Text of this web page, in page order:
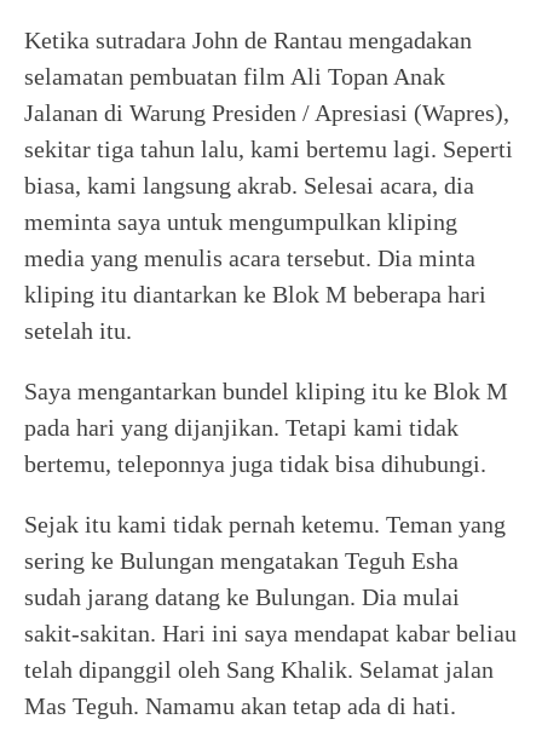
Ketika sutradara John de Rantau mengadakan
selamatan pembuatan film Ali Topan Anak
Jalanan di Warung Presiden / Apresiasi (Wapres),
sekitar tiga tahun lalu, kami bertemu lagi. Seperti
biasa, kami langsung akrab. Selesai acara, dia
meminta saya untuk mengumpulkan kliping
media yang menulis acara tersebut. Dia minta
kliping itu diantarkan ke Blok M beberapa hari
setelah itu.
Saya mengantarkan bundel kliping itu ke Blok M
pada hari yang dijanjikan. Tetapi kami tidak
bertemu, teleponnya juga tidak bisa dihubungi.
Sejak itu kami tidak pernah ketemu. Teman yang
sering ke Bulungan mengatakan Teguh Esha
sudah jarang datang ke Bulungan. Dia mulai
sakit-sakitan. Hari ini saya mendapat kabar beliau
telah dipanggil oleh Sang Khalik. Selamat jalan
Mas Teguh. Namamu akan tetap ada di hati.